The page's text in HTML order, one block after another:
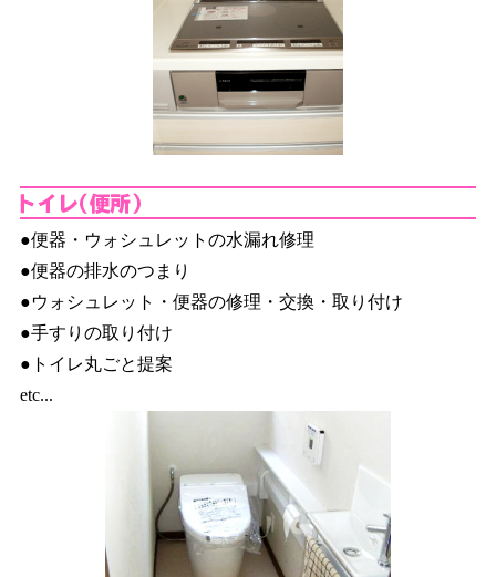
●便器・ウォシュレットの水漏れ修理
●便器の排水のつまり
●ウォシュレット・便器の修理・交換・取り付け
●手すりの取り付け
●トイレ丸ごと提案
etc...